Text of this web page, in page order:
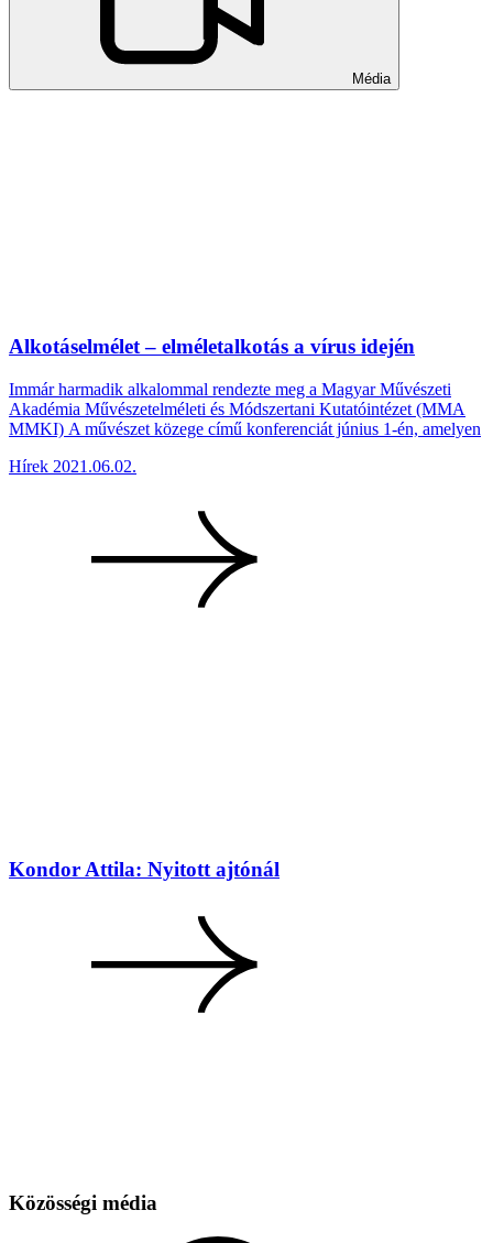
Média
Alkotáselmélet – elméletalkotás a vírus idején
Immár harmadik alkalommal rendezte meg a Magyar Művészeti
Akadémia Művészetelméleti és Módszertani Kutatóintézet (MMA
MMKI) A művészet közege című konferenciát június 1-én, amelyen
Hírek 2021.06.02.
Kondor Attila: Nyitott ajtónál
Közösségi média